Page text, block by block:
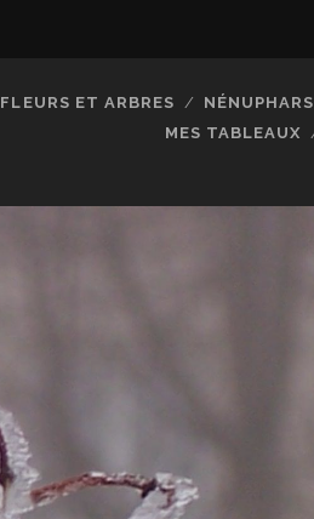
FLEURS ET ARBRES NÉNUPHARS
MES TABLEAUX